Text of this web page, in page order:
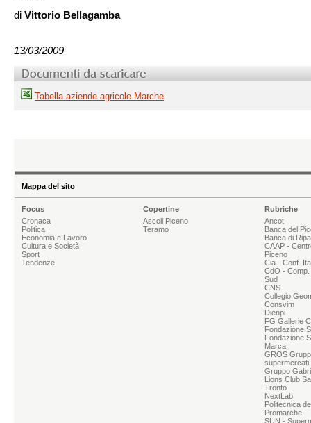
di Vittorio Bellagamba
13/03/2009
Tabella aziende agricole Marche
Mappa del sito
Focus
Cronaca
Politica
Economia e Lavoro
Cultura e Società
Sport
Tendenze
Copertine
Ascoli Piceno
Teramo
Rubriche
Ancot
Banca del
Banca di
CAAP -
Piceno
Cia - Conf.
CdO -
Sud
CNS
Collegio
Consvim
Dienpi
FG Gallerie
Fondazione
Fondazione
Marca
GROS
supermercati
Gruppo
Lions Club
Tronto
NextLab
Politecnica
Promarche
SUN -